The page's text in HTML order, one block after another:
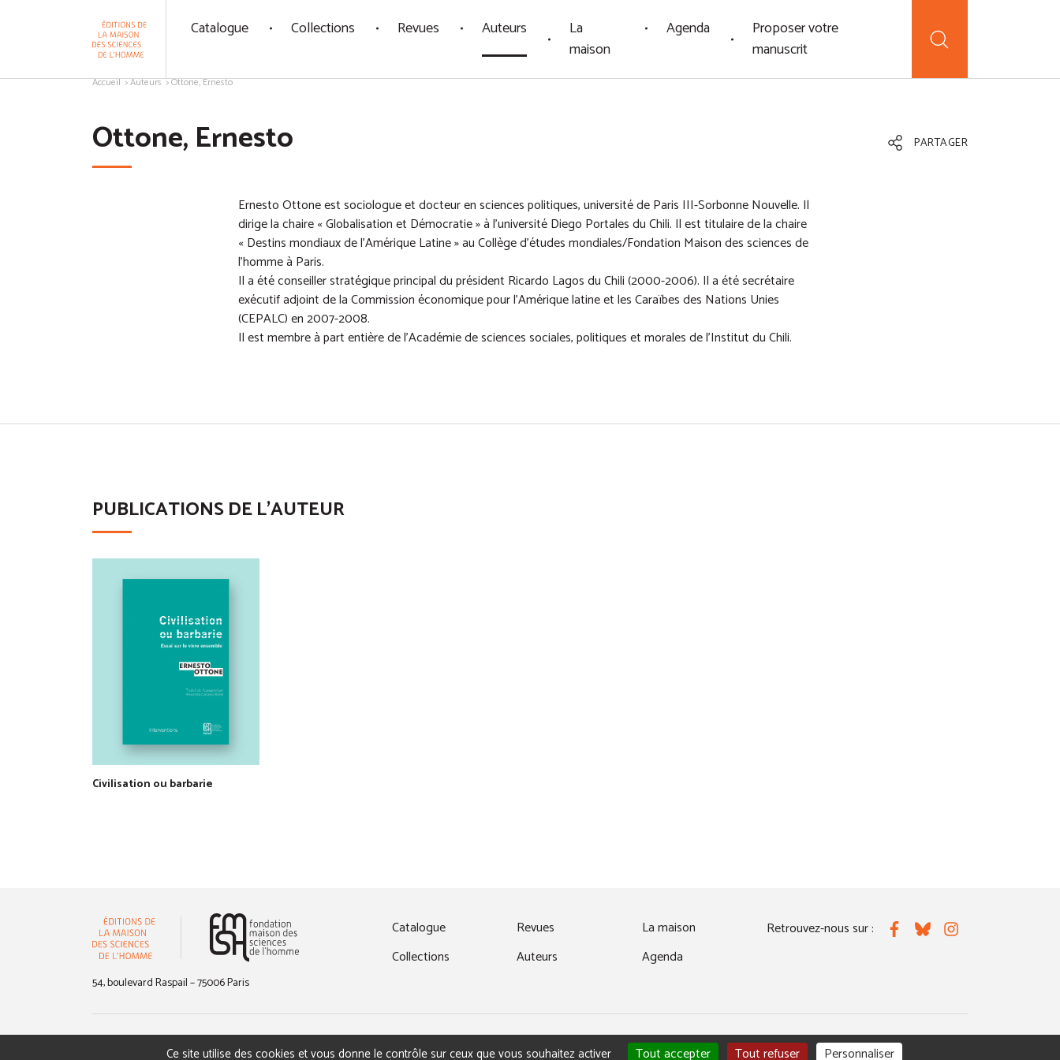
Catalogue Collections Revues Auteurs
La
maison
Agenda
Proposer votre
manuscrit
Accueil Auteurs Ottone, Ernesto
Ottone, Ernesto
Ernesto Ottone est sociologue et docteur en sciences politiques, université de Paris III-Sorbonne Nouvelle. Il
dirige la chaire « Globalisation et Démocratie » à l'université Diego Portales du Chili. Il est titulaire de la chaire
« Destins mondiaux de l’Amérique Latine » au Collège d’études mondiales/Fondation Maison des sciences de
l’homme à Paris.
Il a été conseiller stratégique principal du président Ricardo Lagos du Chili (2000-2006). Il a été secrétaire
exécutif adjoint de la Commission économique pour l’Amérique latine et les Caraïbes des Nations Unies
(CEPALC) en 2007-2008.
Il est membre à part entière de l’Académie de sciences sociales, politiques et morales de l’Institut du Chili.
PARTAGER
PUBLICATIONS DE L'AUTEUR
Civilisation ou barbarie
54, boulevard Raspail – 75006 Paris
Catalogue
Collections
Revues
Auteurs
La maison
Agenda
Retrouvez-nous sur : FacebookBlueskyInstagram
Ce site utilise des cookies et vous donne le contrôle sur ceux que vous souhaitez activer Tout accepter Tout refuser Personnaliser